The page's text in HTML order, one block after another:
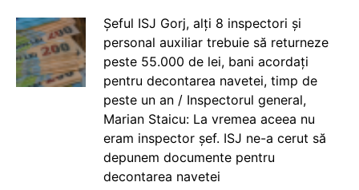
Șeful ISJ Gorj, alți 8 inspectori și
personal auxiliar trebuie să returneze
peste 55.000 de lei, bani acordați
pentru decontarea navetei, timp de
peste un an / Inspectorul general,
Marian Staicu: La vremea aceea nu
eram inspector șef. ISJ ne-a cerut să
depunem documente pentru
decontarea navetei